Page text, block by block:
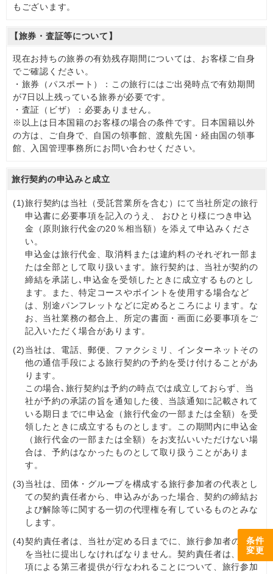
条件
変更
もございます。
【旅券・査証等について】
現在お持ちの旅券の有効残存期間については、お客様ご自身
でご確認ください。
・旅券（パスポート）：この旅行にはご出発時点で有効期間
が7日以上残っている旅券が必要です。
・査証（ビザ）：必要ありません。
※以上は日本国籍のお客様の場合の条件です。日本国籍以外
の方は、ご自身で、自国の領事館、渡航先国・経由国の領事
館、入国管理事務所にお問い合わせください。
旅行契約の申込みと成立
(1)旅行契約は当社（受託営業所を含む）にて当社所定の旅行
申込書に必要事項を記入のうえ、 おひとり様につき申込
金（原則旅行代金の20％相当額）を添えて申込みくださ
い。
申込金は旅行代金、取消料または違約料のそれぞれ一部ま
たは全部として取り扱います。旅行契約は、当社が契約の
締結を承諾し､申込金を受領したときに成立するものとし
ます。また、特定コースやポイントを使用する場合など
は、別途パンフレットなどに定めるところによります。な
お、当社業務の都合上、所定の書面・画面に必要事項をご
記入いただく場合があります。
(2)当社は、電話、郵便、ファクシミリ、インターネットその
他の通信手段による旅行契約の予約を受け付けることがあ
ります。
この場合､旅行契約は予約の時点では成立しておらず、当
社が予約の承諾の旨を通知した後、当該通知に記載されて
いる期日までに申込金（旅行代金の一部または全額）を受
領したときに成立するものとします。この期間内に申込金
（旅行代金の一部または全額）をお支払いいただけない場
合は、予約はなかったものとして取り扱うことがありま
す。
(3)当社は、団体・グループを構成する旅行参加者の代表とし
ての契約責任者から、申込みがあった場合、契約の締結お
よび解除等に関する一切の代理権を有しているものとみな
します。
(4)契約責任者は、当社が定める日までに、旅行参加者の名簿
を当社に提出しなければなりません。契約責任者は、第27
項による第三者提供が行なわれることについて、旅行参加